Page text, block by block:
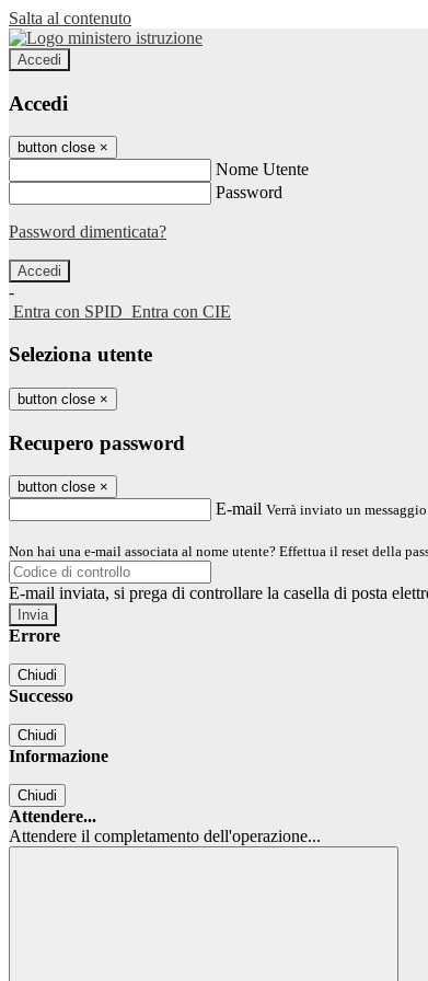
Salta al contenuto
Accedi
Accedi
button close ×
Nome Utente
Password
Password dimenticata?
-
Entra con SPID Entra con CIE
Seleziona utente
button close ×
Recupero password
button close ×
E-mail Verrà inviato un
Non hai una e-mail associata al nome utente? Effettua il reset della
E-mail inviata, si prega di controllare la casella di posta
Errore
Chiudi
Successo
Chiudi
Informazione
Chiudi
Attendere...
Attendere il completamento dell'operazione...